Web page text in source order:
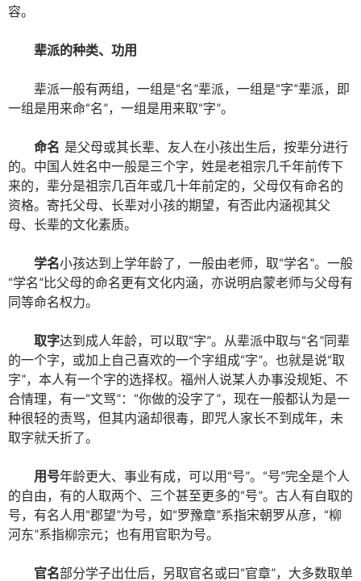
容。
辈派的种类、功用
辈派一般有两组，一组是“名”辈派，一组是“字”辈派，即
一组是用来命“名”，一组是用来取“字”。
命名 是父母或其长辈、友人在小孩出生后，按辈分进行
的。中国人姓名中一般是三个字，姓是老祖宗几千年前传下
来的，辈分是祖宗几百年或几十年前定的，父母仅有命名的
资格。寄托父母、长辈对小孩的期望，有否此内涵视其父
母、长辈的文化素质。
学名小孩达到上学年龄了，一般由老师，取“学名”。一般
“学名”比父母的命名更有文化内涵，亦说明启蒙老师与父母有
同等命名权力。
取字达到成人年龄，可以取“字”。从辈派中取与“名”同辈
的一个字，或加上自己喜欢的一个字组成“字”。也就是说“取
字”，本人有一个字的选择权。福州人说某人办事没规矩、不
合情理，有一“文骂”：“你做的没字了”，现在一般都认为是一
种很轻的责骂，但其内涵却很毒，即咒人家长不到成年，未
取字就夭折了。
用号年龄更大、事业有成，可以用“号”。“号”完全是个人
的自由，有的人取两个、三个甚至更多的“号”。古人有自取的
号，有名人用“郡望”为号，如“罗豫章”系指宋朝罗从彦，“柳
河东”系指柳宗元；也有用官职为号。
官名部分学子出仕后，另取官名或曰“官章”，大多数取单